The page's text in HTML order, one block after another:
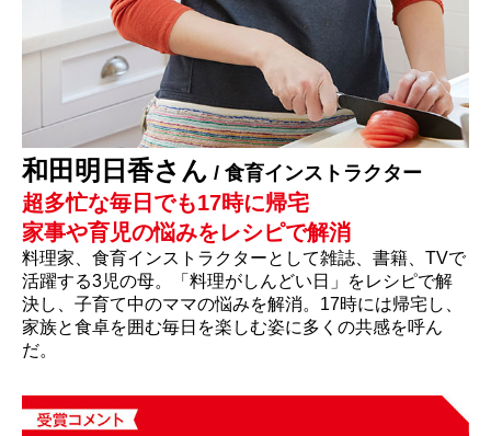
和田明日香さん / 食育インストラクター
超多忙な毎日でも17時に帰宅
家事や育児の悩みをレシピで解消
料理家、食育インストラクターとして雑誌、書籍、TVで
活躍する3児の母。「料理がしんどい日」をレシピで解
決し、子育て中のママの悩みを解消。17時には帰宅し、
家族と食卓を囲む毎日を楽しむ姿に多くの共感を呼ん
だ。